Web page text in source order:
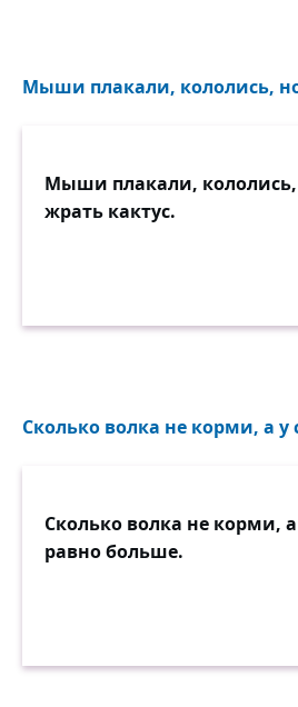
Мыши плакали, кололись,
Мыши плакали,
жрать кактус.
Сколько волка не корми, а
Сколько волка не корми, а
равно больше.